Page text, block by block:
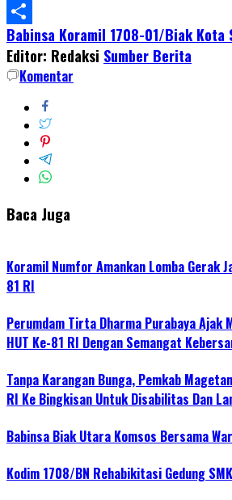
WhatsApp
Share
Babinsa Koramil 1708-01/Biak Kota
Editor: Redaksi Sumber Berita
Komentar
Baca Juga
Koramil Numfor Amankan Lomba Gerak
81 RI
Perumdam Tirta Dharma Purabaya Ajak
HUT Ke-81 RI Dengan Semangat
Tanpa Karangan Bunga, Pemkab
RI Ke Bingkisan Untuk Disabilitas Dan
Babinsa Biak Utara Komsos Bersama
Kodim 1708/BN Rehabikitasi Gedung